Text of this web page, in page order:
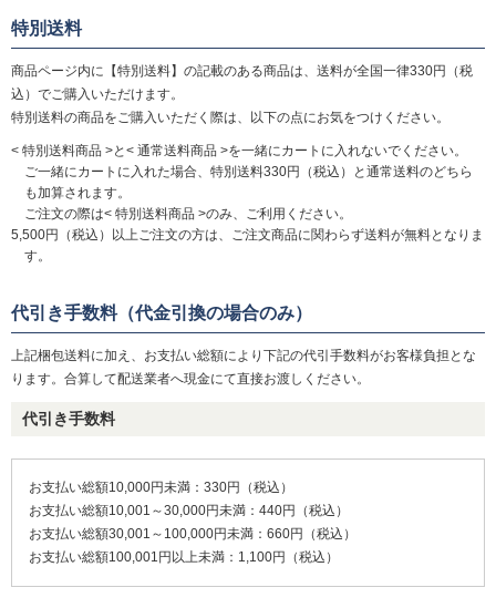
特別送料
商品ページ内に【特別送料】の記載のある商品は、送料が全国一律330円（税
込）でご購入いただけます。
特別送料の商品をご購入いただく際は、以下の点にお気をつけください。
< 特別送料商品 >と< 通常送料商品 >を一緒にカートに入れないでください。
ご一緒にカートに入れた場合、特別送料330円（税込）と通常送料のどちら
も加算されます。
ご注文の際は< 特別送料商品 >のみ、ご利用ください。
5,500円（税込）以上ご注文の方は、ご注文商品に関わらず送料が無料となりま
す。
代引き手数料（代金引換の場合のみ）
上記梱包送料に加え、お支払い総額により下記の代引手数料がお客様負担とな
ります。合算して配送業者へ現金にて直接お渡しください。
代引き手数料
お支払い総額10,000円未満：330円（税込）
お支払い総額10,001～30,000円未満：440円（税込）
お支払い総額30,001～100,000円未満：660円（税込）
お支払い総額100,001円以上未満：1,100円（税込）